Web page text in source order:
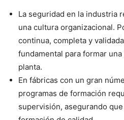
La seguridad en la industria
una cultura organizacional.
continua, completa y
fundamental para formar
planta.
En fábricas con un gran
programas de formación
supervisión, asegurando